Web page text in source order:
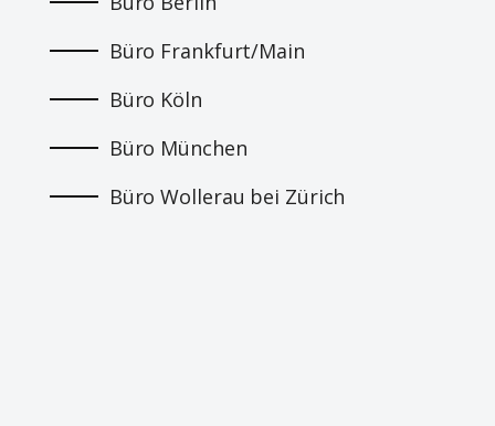
Büro Frankfurt/Main
Büro Köln
Büro München
Büro Wollerau bei Zürich